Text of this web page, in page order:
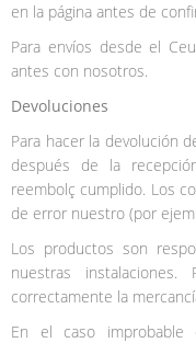
en la página antes de
Para envíos desde el
antes con nosotros.
Devoluciones
Para hacer la devolución
después de la
reembolç cumplido. Los
de error nuestro (por
Los productos son
nuestras
correctamente la
En el caso improbable